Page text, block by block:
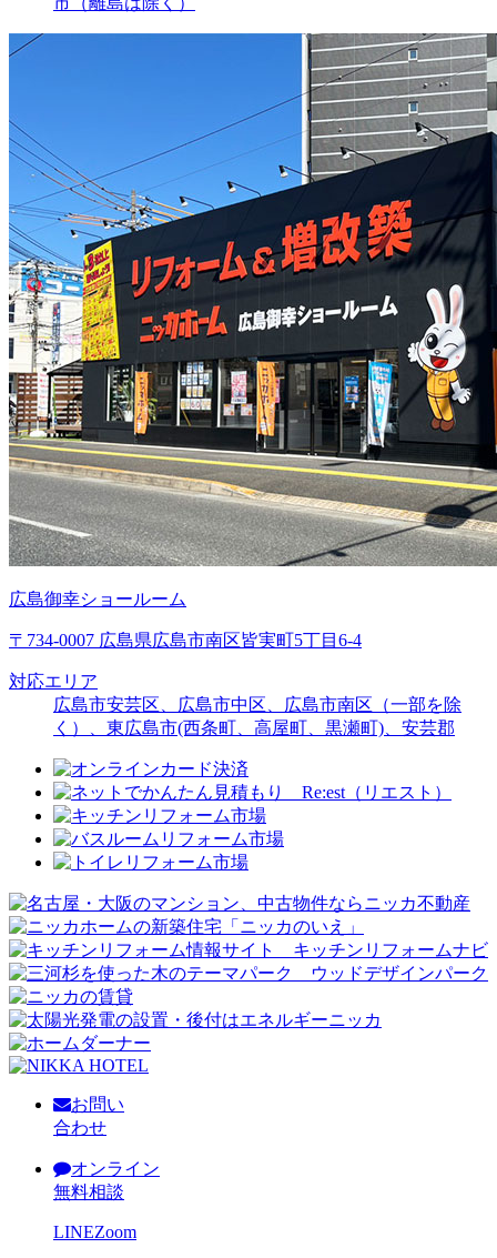
広島御幸ショールーム
〒734-0007 広島県広島市南区皆実町5丁目6-4
対応エリア
広島市安芸区、広島市中区、広島市南区（一部を除
く）、東広島市(西条町、高屋町、黒瀬町)、安芸郡
お問い
合わせ
オンライン
無料相談
LINEZoom